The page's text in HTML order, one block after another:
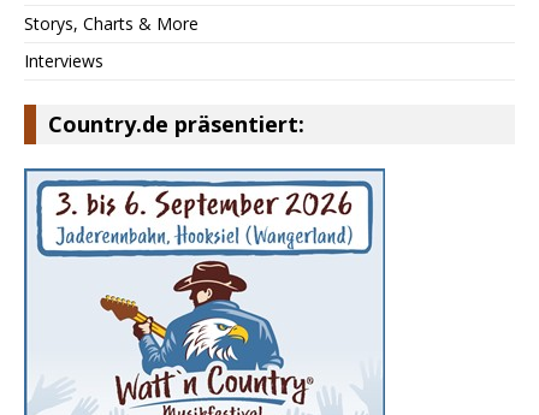
Storys, Charts & More
Interviews
Country.de präsentiert: